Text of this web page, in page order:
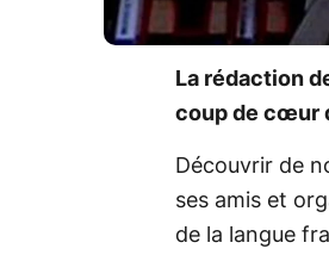
La rédaction
coup de cœur
Découvrir de
ses amis et
de la langue